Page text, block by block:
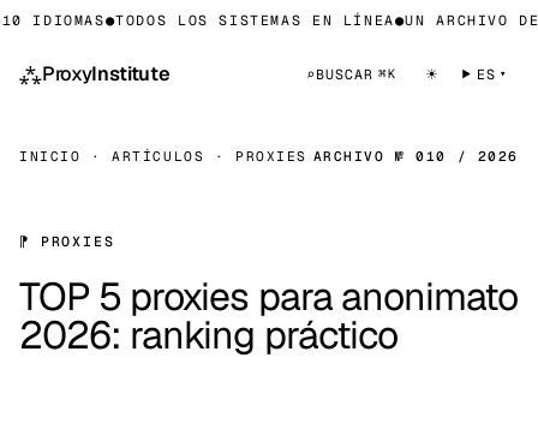
IDIOMAS●TODOS LOS SISTEMAS EN LÍNEA●UN ARCHIVO DE
⁂ProxyInstitute ⌕ BUSCAR ⌘K ☀ ES
INICIO · ARTÍCULOS · PROXIES ARCHIVO № 010 / 2026
⁋ PROXIES
TOP 5 proxies para anonimato
2026: ranking práctico